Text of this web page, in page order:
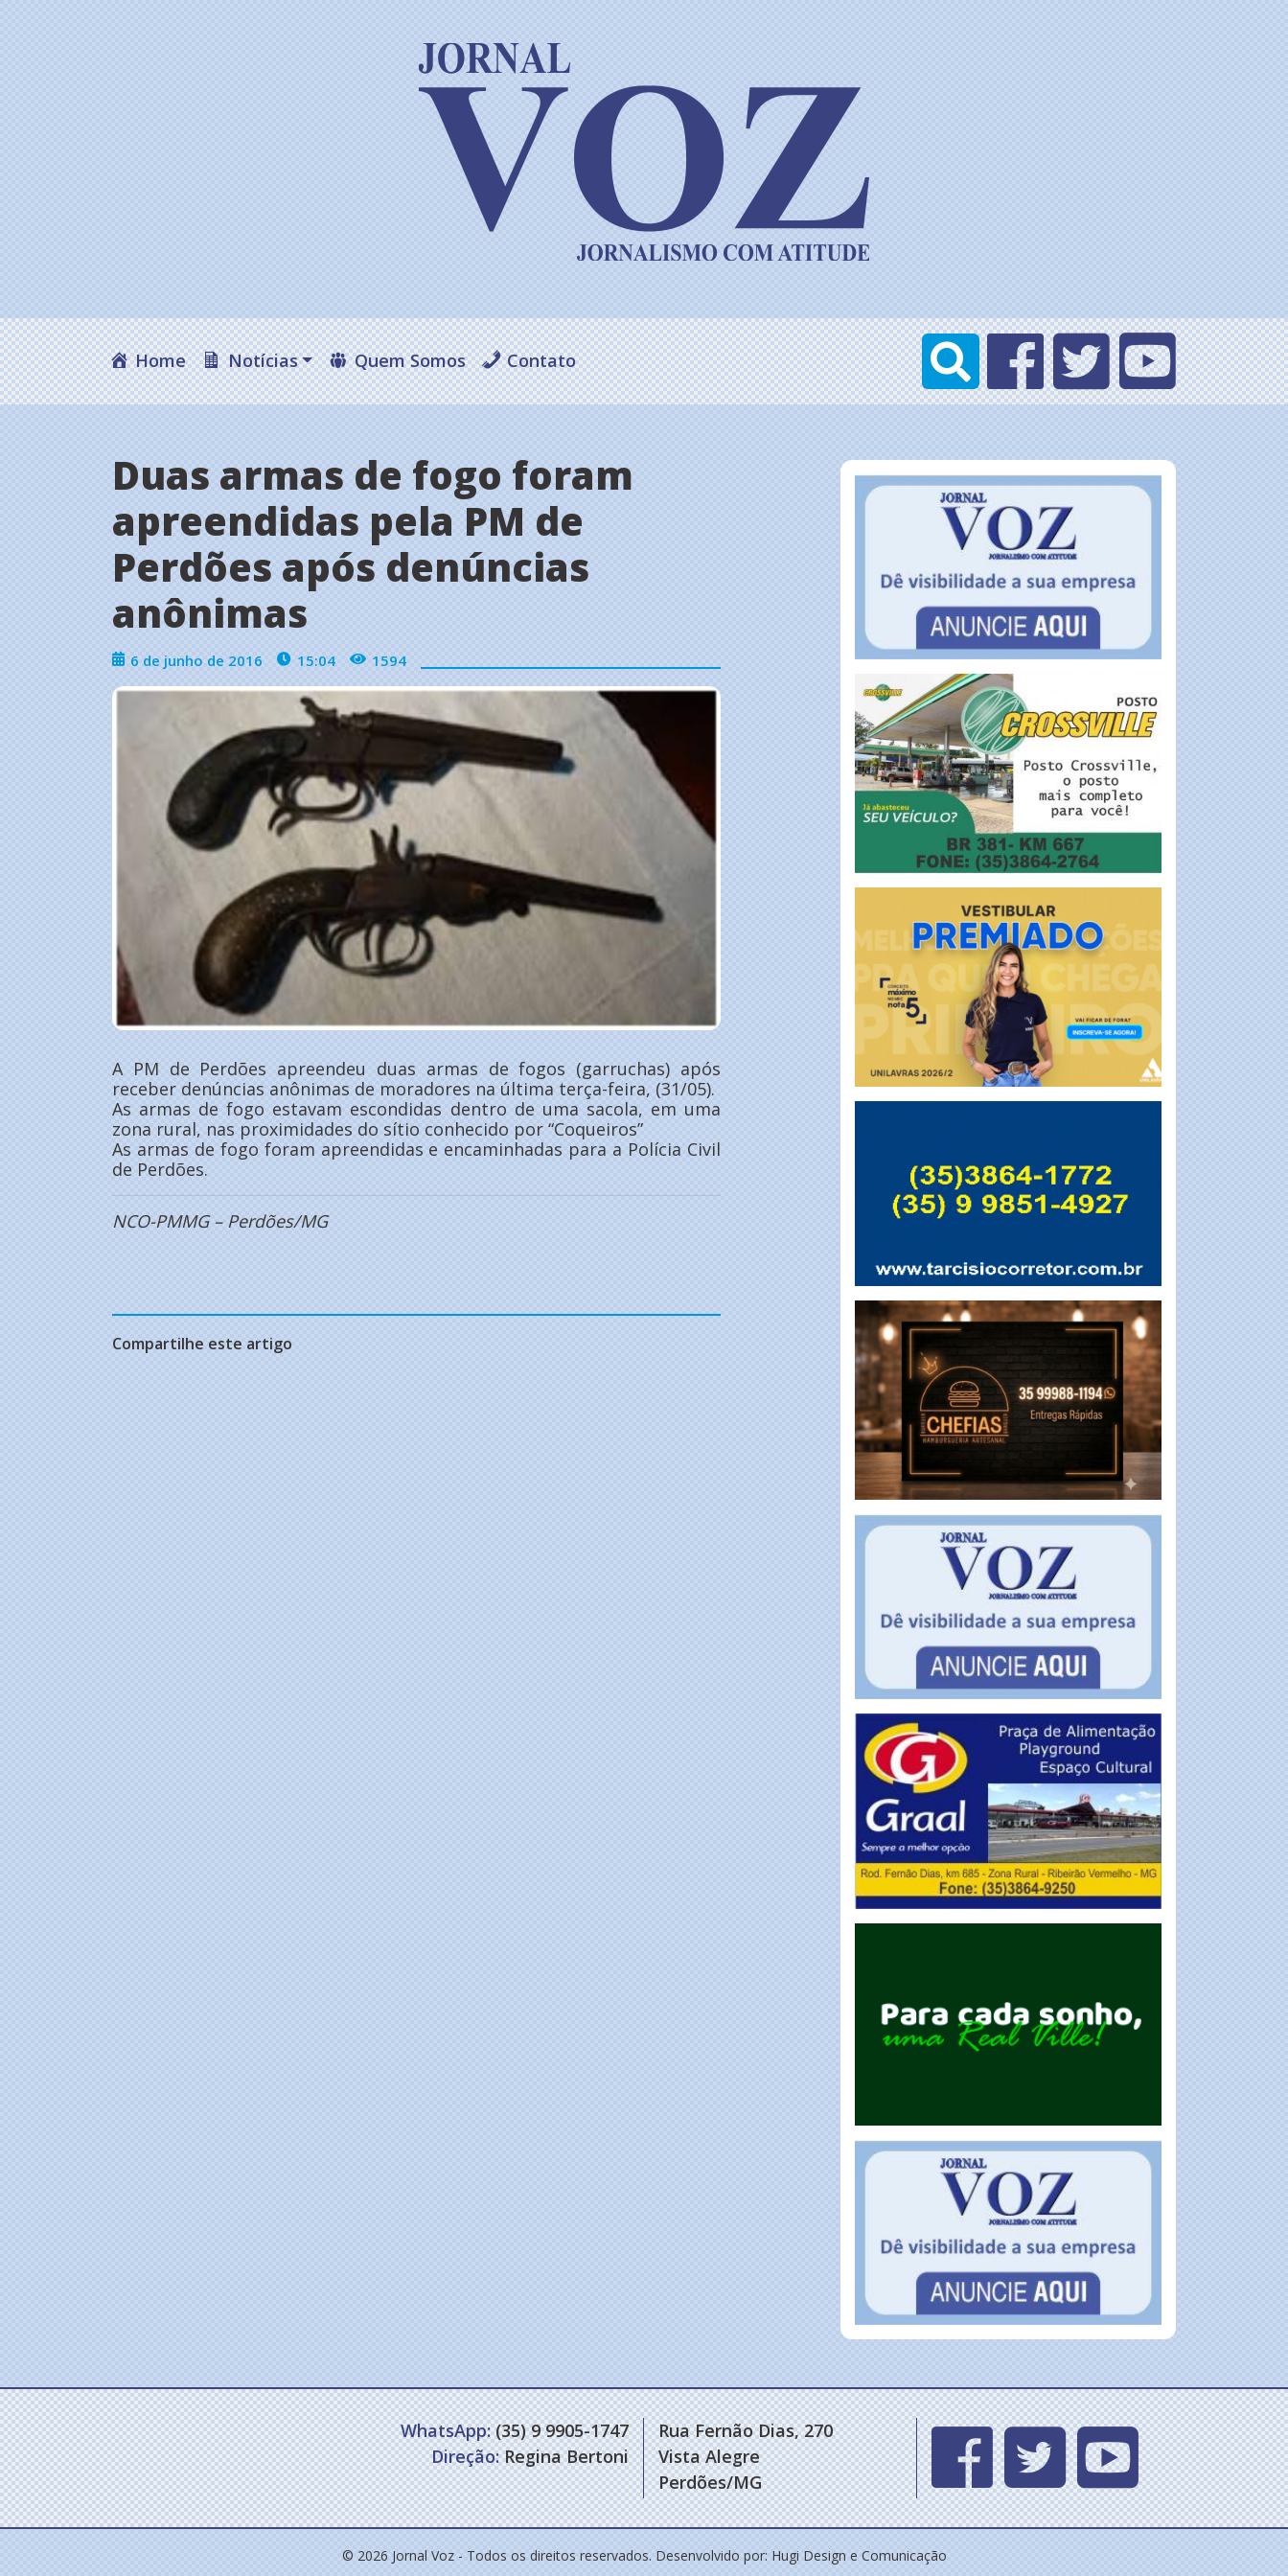
Home Notícias Quem Somos Contato
Duas armas de fogo foram
apreendidas pela PM de
Perdões após denúncias
anônimas
6 de junho de 2016 15:04 1594
A PM de Perdões apreendeu duas armas de fogos (garruchas) após
receber denúncias anônimas de moradores na última terça-feira, (31/05).
As armas de fogo estavam escondidas dentro de uma sacola, em uma
zona rural, nas proximidades do sítio conhecido por “Coqueiros”
As armas de fogo foram apreendidas e encaminhadas para a Polícia Civil
de Perdões.
NCO-PMMG – Perdões/MG
Compartilhe este artigo
WhatsApp:(35) 9 9905-1747
Direção:Regina Bertoni
Rua Fernão Dias, 270
Vista Alegre
Perdões/MG
© 2026 Jornal Voz - Todos os direitos reservados. Desenvolvido por: Hugi Design e Comunicação